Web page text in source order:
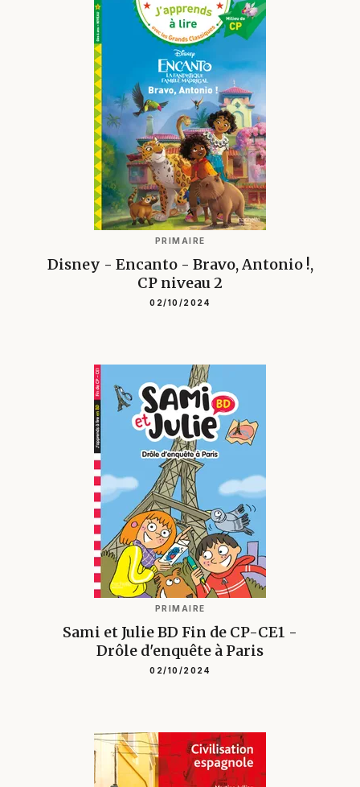
PRIMAIRE
Disney - Encanto - Bravo, Antonio !,
CP niveau 2
02/10/2024
PRIMAIRE
Sami et Julie BD Fin de CP-CE1 -
Drôle d'enquête à Paris
02/10/2024